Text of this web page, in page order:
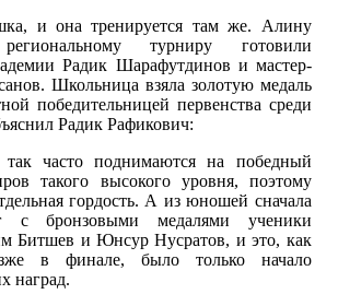
и она тренируется там же. Алину
турниру готовили
Радик Шарафутдинов и мастер-
Школьница взяла золотую медаль
победительницей первенства среди
Радик Рафикович:
часто поднимаются на победный
такого высокого уровня, поэтому
гордость. А из юношей сначала
с бронзовыми медалями ученики
Битшев и Юнсур Нусратов, и это, как
в финале, было только начало
наград.